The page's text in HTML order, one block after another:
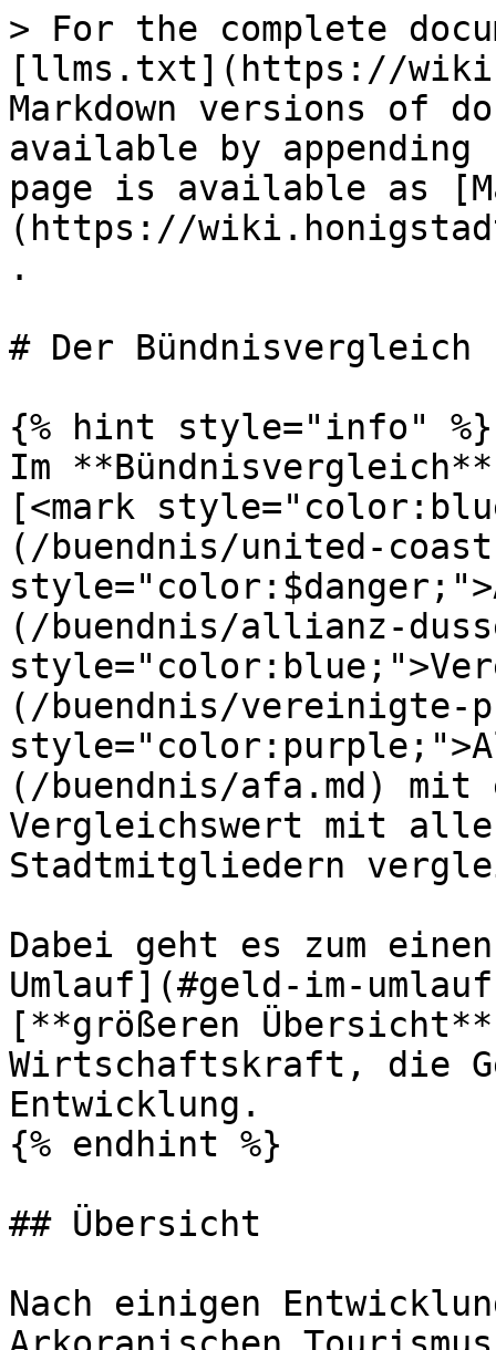
> For the complete
[llms.txt](https://
Markdown versions of
available by
page is available as
(https://
.
# Der Bündnisvergleich
{% hint style="info" %}
Im
[<mark
(/buendnis/united-
(/buendnis/allianz-
(/buendnis/vereinigte-
(/buendnis/afa.md) mit
Vergleichswert mit
Stadtmitgliedern
Dabei geht es zum
Umlauf](#geld-im-
[**größeren
Wirtschaftskraft, die
Entwicklung.
{% endhint %}
## Übersicht
Nach einigen